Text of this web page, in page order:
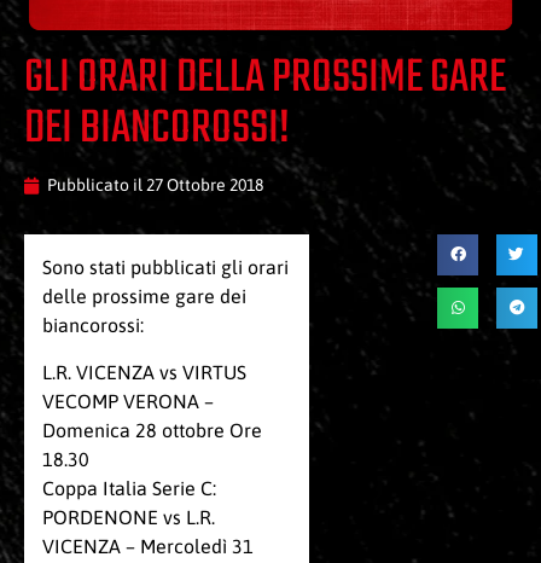
GLI ORARI DELLA PROSSIME GARE
DEI BIANCOROSSI!
Pubblicato il 27 Ottobre 2018
Sono stati pubblicati gli orari
delle prossime gare dei
biancorossi:
L.R. VICENZA vs VIRTUS
VECOMP VERONA –
Domenica 28 ottobre Ore
18.30
Coppa Italia Serie C:
PORDENONE vs L.R.
VICENZA – Mercoledì 31